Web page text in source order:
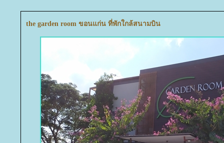
the garden room ขอนแก่น ที่พักใกล้สนามบิน